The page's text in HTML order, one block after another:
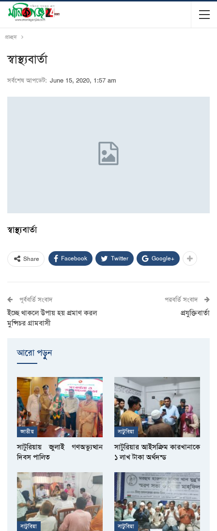
প্রচ্ছদ
স্বাস্থ্যবার্তা
সর্বশেষ আপডেট: June 15, 2020, 1:57 am
স্বাস্থ্যবার্তা
Share Facebook Twitter Google+
পূর্ববর্তি সংবাদ
ইচ্ছে থাকলে উপায় হয় প্রমাণ করল
মুন্সিচর গ্রামবাসী
পরবর্তি সংবাদ
প্রযুক্তিবার্তা
আরো পড়ুুন
জাতীয়
সাটুরিয়ায় জুলাই গণঅভ্যুত্থান
দিবস পালিত
সাটুরিয়া
সাটুরিয়ার আইসক্রিম কারখানাকে
১ লাখ টাকা অর্থদন্ড
সাটুরিয়া সাটুরিয়া